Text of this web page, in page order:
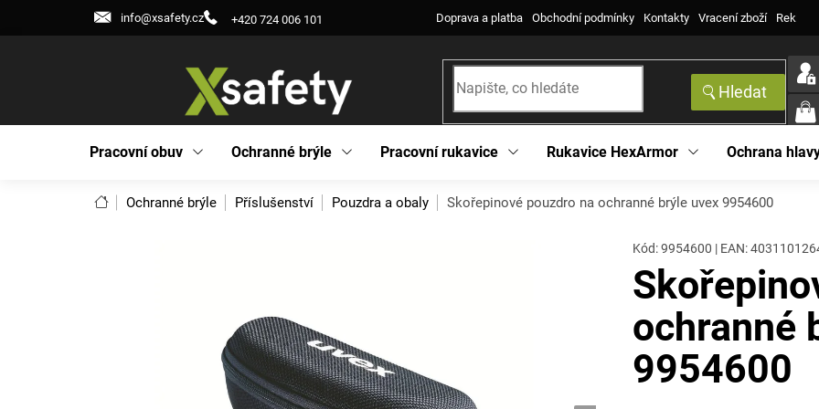
+420 724 006 101
info@xsafety.cz Doprava a platba Obchodní podmínky Kontakty Vracení zboží
Hledat
KOŠÍK
Pracovní obuv Ochranné brýle Pracovní rukavice Rukavice HexArmor Ochrana
DomůOchranné brýle Příslušenství Pouzdra a obaly Skořepinové pouzdro na ochranné brýle uvex 9954600
ochranné
9954600
Kód:9954600 | EAN: